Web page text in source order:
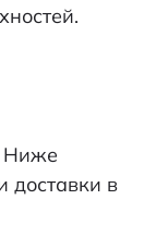
Ниже
доставки в